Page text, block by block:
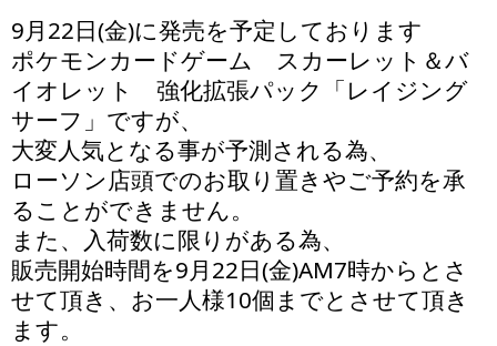
9月22日(金)に発売を予定しております
ポケモンカードゲーム スカーレット＆バ
イオレット 強化拡張パック「レイジング
サーフ」ですが、
大変人気となる事が予測される為、
ローソン店頭でのお取り置きやご予約を承
ることができません。
また、入荷数に限りがある為、
販売開始時間を9月22日(金)AM7時からとさ
せて頂き、お一人様10個までとさせて頂き
ます。